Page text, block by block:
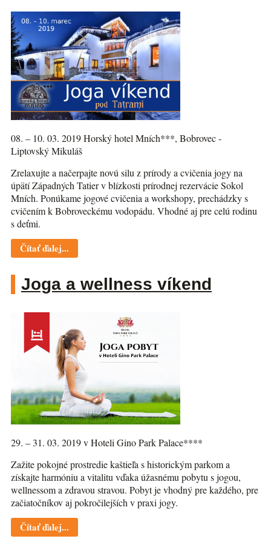
08. – 10. 03. 2019 Horský hotel Mních***, Bobrovec -
Liptovský Mikuláš
Zrelaxujte a načerpajte novú silu z prírody a cvičenia jogy na
úpätí Západných Tatier v blízkosti prírodnej rezervácie Sokol
Mních. Ponúkame jogové cvičenia a workshopy, prechádzky s
cvičením k Bobroveckému vodopádu. Vhodné aj pre celú rodinu
s deťmi.
Čítať ďalej...
Joga a wellness víkend
29. – 31. 03. 2019 v Hoteli Gino Park Palace****
Zažite pokojné prostredie kaštieľa s historickým parkom a
získajte harmóniu a vitalitu vďaka úžasnému pobytu s jogou,
wellnessom a zdravou stravou. Pobyt je vhodný pre každého, pre
začiatočníkov aj pokročilejších v praxi jogy.
Čítať ďalej...